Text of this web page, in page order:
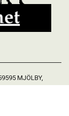
MJÖLBY,